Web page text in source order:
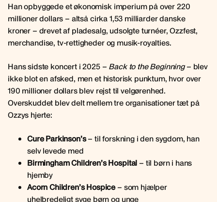
Han opbyggede et økonomisk imperium på over 220
millioner dollars – altså cirka 1,53 milliarder danske
kroner – drevet af pladesalg, udsolgte turnéer, Ozzfest,
merchandise, tv-rettigheder og musik-royalties.
Hans sidste koncert i 2025 – Back to the Beginning– blev
ikke blot en afsked, men et historisk punktum, hvor over
190 millioner dollars blev rejst til velgørenhed.
Overskuddet blev delt mellem tre organisationer tæt på
Ozzys hjerte:
Cure Parkinson’s– til forskning i den sygdom, han
selv levede med
Birmingham Children’s Hospital – til børn i hans
hjemby
Acorn Children’s Hospice– som hjælper
uhelbredeligt syge børn og unge